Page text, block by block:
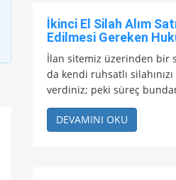
İkinci El Silah Alım
Edilmesi Gereken
İlan sitemiz üzerinden bir
da kendi ruhsatlı
verdiniz; peki süreç
DEVAMINI OKU